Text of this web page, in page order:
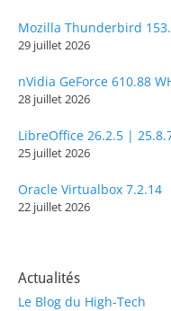
Mozilla Thunderbird
29 juillet 2026
nVidia GeForce 610.88
28 juillet 2026
LibreOffice 26.2.5 |
25 juillet 2026
Oracle Virtualbox 7.2.14
22 juillet 2026
Actualités
Le Blog du High-Tech